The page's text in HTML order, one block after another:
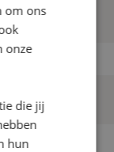
PC-SC/PC,
om ons
onze
die jij
hun